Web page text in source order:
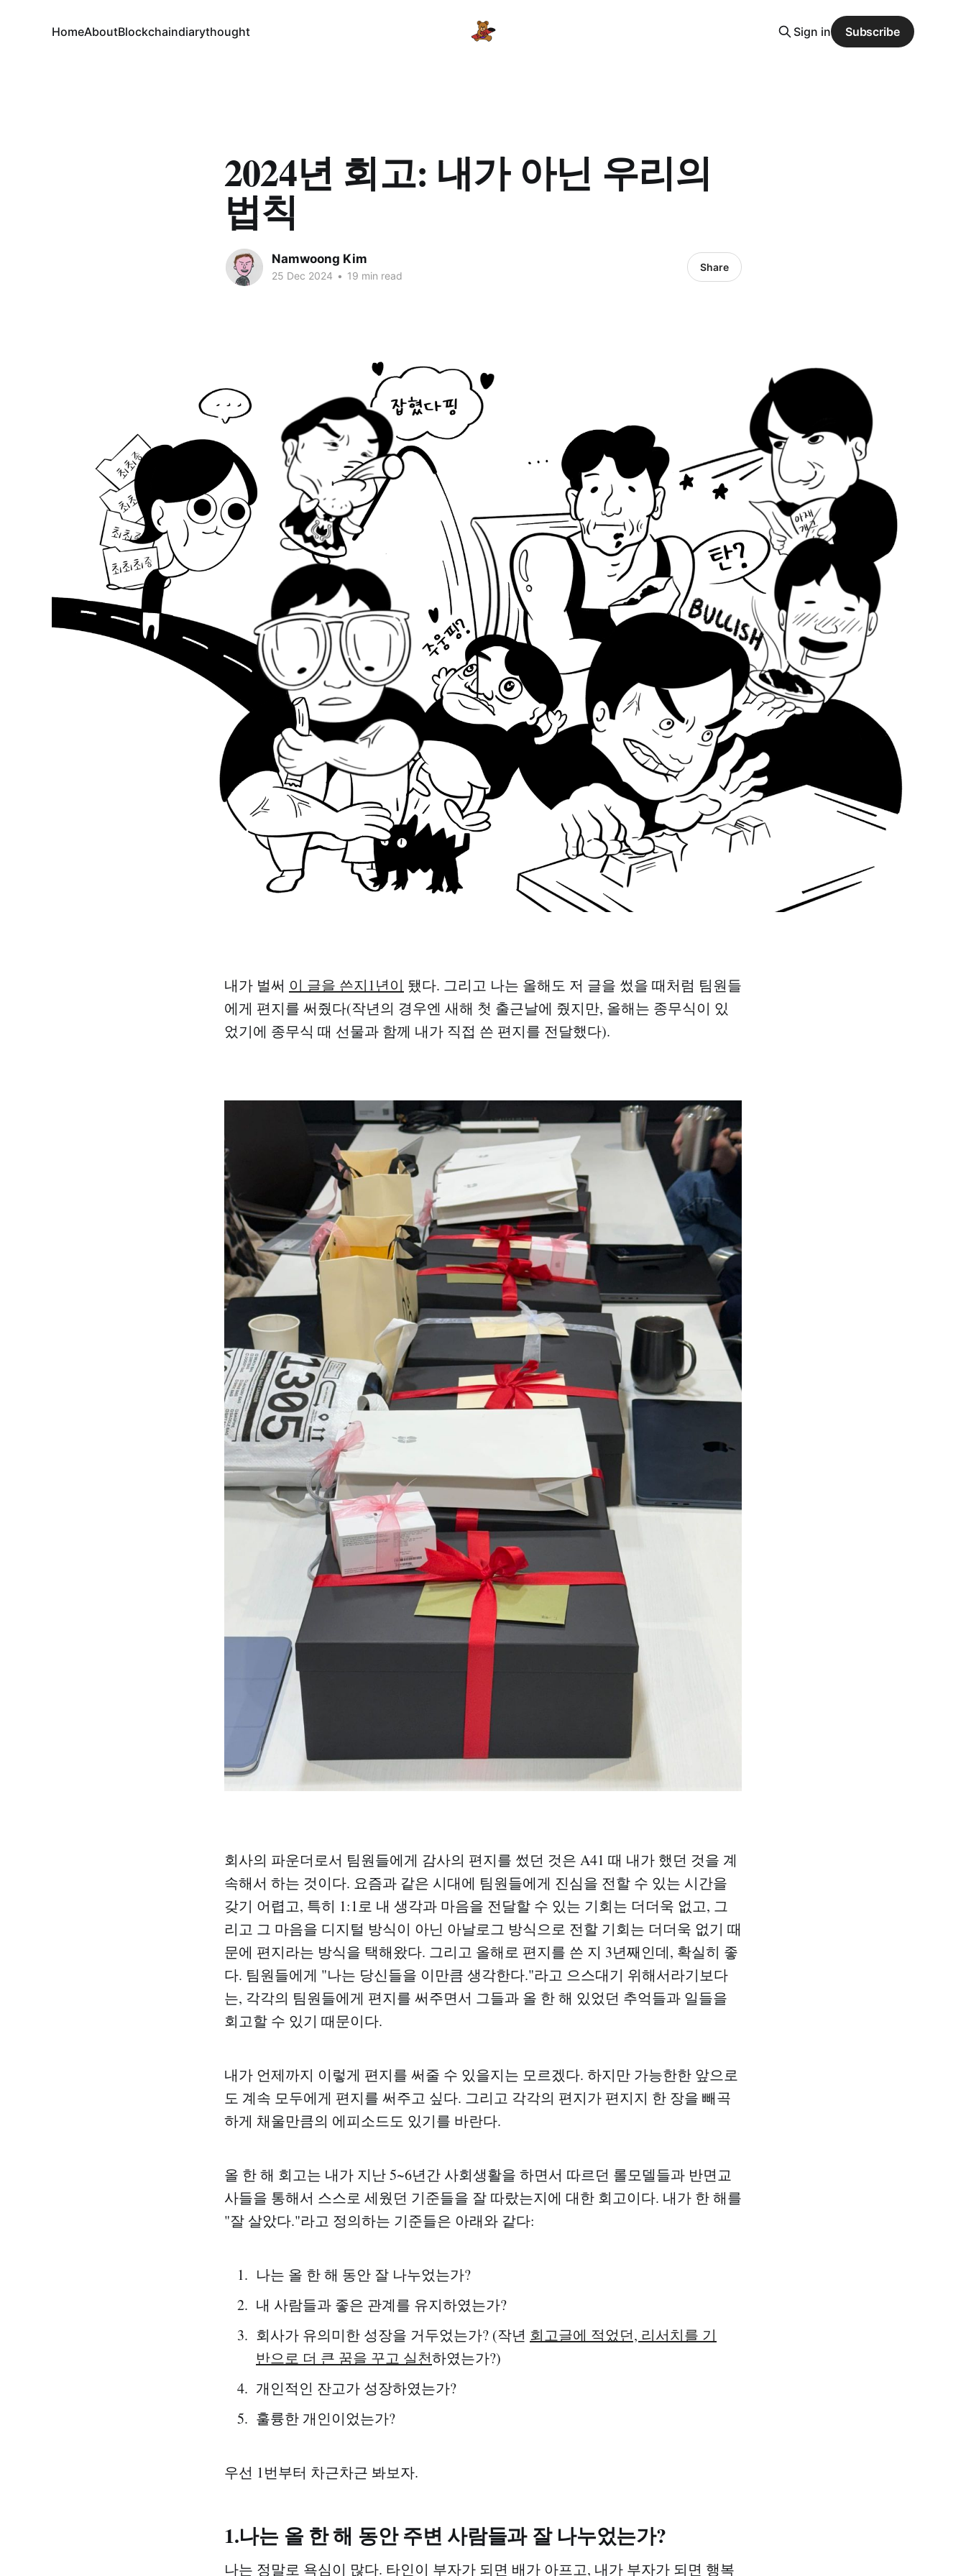
HomeAboutBlockchaindiarythought Sign in Subscribe
2024년 회고: 내가 아닌 우리의
법칙
Namwoong Kim
25 Dec 2024 • 19 min read
Share
내가 벌써 이 글을 쓴지1년이 됐다. 그리고 나는 올해도 저 글을 썼을 때처럼 팀원들
에게 편지를 써줬다(작년의 경우엔 새해 첫 출근날에 줬지만, 올해는 종무식이 있
었기에 종무식 때 선물과 함께 내가 직접 쓴 편지를 전달했다).
회사의 파운더로서 팀원들에게 감사의 편지를 썼던 것은 A41 때 내가 했던 것을 계
속해서 하는 것이다. 요즘과 같은 시대에 팀원들에게 진심을 전할 수 있는 시간을
갖기 어렵고, 특히 1:1로 내 생각과 마음을 전달할 수 있는 기회는 더더욱 없고, 그
리고 그 마음을 디지털 방식이 아닌 아날로그 방식으로 전할 기회는 더더욱 없기 때
문에 편지라는 방식을 택해왔다. 그리고 올해로 편지를 쓴 지 3년째인데, 확실히 좋
다. 팀원들에게 "나는 당신들을 이만큼 생각한다."라고 으스대기 위해서라기보다
는, 각각의 팀원들에게 편지를 써주면서 그들과 올 한 해 있었던 추억들과 일들을
회고할 수 있기 때문이다.
내가 언제까지 이렇게 편지를 써줄 수 있을지는 모르겠다. 하지만 가능한한 앞으로
도 계속 모두에게 편지를 써주고 싶다. 그리고 각각의 편지가 편지지 한 장을 빼곡
하게 채울만큼의 에피소드도 있기를 바란다.
올 한 해 회고는 내가 지난 5~6년간 사회생활을 하면서 따르던 롤모델들과 반면교
사들을 통해서 스스로 세웠던 기준들을 잘 따랐는지에 대한 회고이다. 내가 한 해를
"잘 살았다."라고 정의하는 기준들은 아래와 같다:
나는 올 한 해 동안 잘 나누었는가?
내 사람들과 좋은 관계를 유지하였는가?
회사가 유의미한 성장을 거두었는가? (작년 회고글에 적었던, 리서치를 기
반으로 더 큰 꿈을 꾸고 실천하였는가?)
개인적인 잔고가 성장하였는가?
훌륭한 개인이었는가?
우선 1번부터 차근차근 봐보자.
1.나는 올 한 해 동안 주변 사람들과 잘 나누었는가?
나는 정말로 욕심이 많다. 타인이 부자가 되면 배가 아프고, 내가 부자가 되면 행복